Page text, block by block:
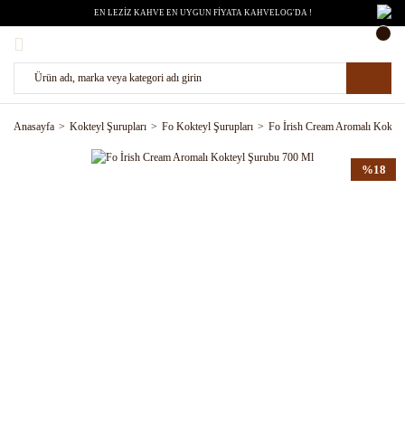
EN LEZİZ KAHVE EN UYGUN FİYATA KAHVELOG'DA !
Anasayfa Kokteyl Şurupları Fo Kokteyl Şurupları Fo İrish Cream Aromalı
%18